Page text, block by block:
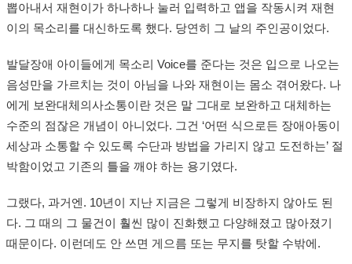
뽑아내서 재현이가 하나하나 눌러 입력하고 앱을 작동시켜 재현
이의 목소리를 대신하도록 했다. 당연히 그 날의 주인공이었다.
발달장애 아이들에게 목소리 Voice를 준다는 것은 입으로 나오는
음성만을 가르치는 것이 아님을 나와 재현이는 몸소 겪어왔다. 나
에게 보완대체의사소통이란 것은 말 그대로 보완하고 대체하는
수준의 점잖은 개념이 아니었다. 그건 ‘어떤 식으로든 장애아동이
세상과 소통할 수 있도록 수단과 방법을 가리지 않고 도전하는’ 절
박함이었고 기존의 틀을 깨야 하는 용기였다.
그랬다, 과거엔. 10년이 지난 지금은 그렇게 비장하지 않아도 된
다. 그 때의 그 물건이 훨씬 많이 진화했고 다양해졌고 많아졌기
때문이다. 이런데도 안 쓰면 게으름 또는 무지를 탓할 수밖에.